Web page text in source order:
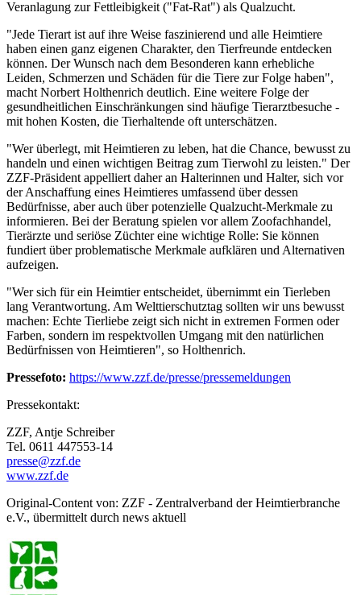
Veranlagung zur Fettleibigkeit ("Fat-Rat") als Qualzucht.
"Jede Tierart ist auf ihre Weise faszinierend und alle Heimtiere
haben einen ganz eigenen Charakter, den Tierfreunde entdecken
können. Der Wunsch nach dem Besonderen kann erhebliche
Leiden, Schmerzen und Schäden für die Tiere zur Folge haben",
macht Norbert Holthenrich deutlich. Eine weitere Folge der
gesundheitlichen Einschränkungen sind häufige Tierarztbesuche -
mit hohen Kosten, die Tierhaltende oft unterschätzen.
"Wer überlegt, mit Heimtieren zu leben, hat die Chance, bewusst zu
handeln und einen wichtigen Beitrag zum Tierwohl zu leisten." Der
ZZF-Präsident appelliert daher an Halterinnen und Halter, sich vor
der Anschaffung eines Heimtieres umfassend über dessen
Bedürfnisse, aber auch über potenzielle Qualzucht-Merkmale zu
informieren. Bei der Beratung spielen vor allem Zoofachhandel,
Tierärzte und seriöse Züchter eine wichtige Rolle: Sie können
fundiert über problematische Merkmale aufklären und Alternativen
aufzeigen.
"Wer sich für ein Heimtier entscheidet, übernimmt ein Tierleben
lang Verantwortung. Am Welttierschutztag sollten wir uns bewusst
machen: Echte Tierliebe zeigt sich nicht in extremen Formen oder
Farben, sondern im respektvollen Umgang mit den natürlichen
Bedürfnissen von Heimtieren", so Holthenrich.
Pressefoto: https://www.zzf.de/presse/pressemeldungen
Pressekontakt:
ZZF, Antje Schreiber
Tel. 0611 447553-14
presse@zzf.de
www.zzf.de
Original-Content von: ZZF - Zentralverband der Heimtierbranche
e.V., übermittelt durch news aktuell